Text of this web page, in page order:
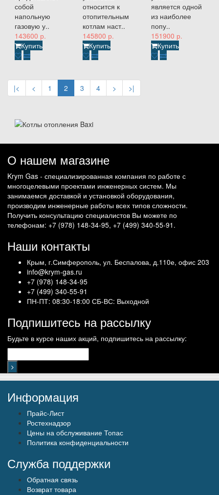
собой
напольную
газовую у..
143600 р.
Купить
относится к
отопительным
котлам наст..
145800 р.
Купить
является одной
из наиболее
попу..
151900 р.
Купить
|< < 1 2 3 4 > >|
О нашем магазине
Krym Gas - специализированная компания по работе с
многоцелевыми проектами инженерных систем. Мы
занимаемся доставкой и установкой оборудования,
производим инженерные работы всех типов сложности.
Получить консультацию специалистов Вы можете по
телефонам: +7 (978) 148-34-95, +7 (499) 340-55-91.
Наши контакты
Крым, г.Симферополь, ул. Беспалова, д.110е, офис 203
info@krym-gas.ru
+7 (978) 148-34-95
+7 (499) 340-55-91 ​
ПН-ПТ: 08:30-18:00 СБ-ВС: Выходной
Подпишитесь на рассылку
Будьте в курсе наших акций, подпишитесь на рассылку:
Информация
Прайс-Лист
Ростехнадзор
Цены на обслуживание Топас
Политика конфиденциальности
Служба поддержки
Обратная связь
Возврат товара